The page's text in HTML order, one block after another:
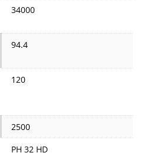
34000
94.4
120
2500
PH 32 HD